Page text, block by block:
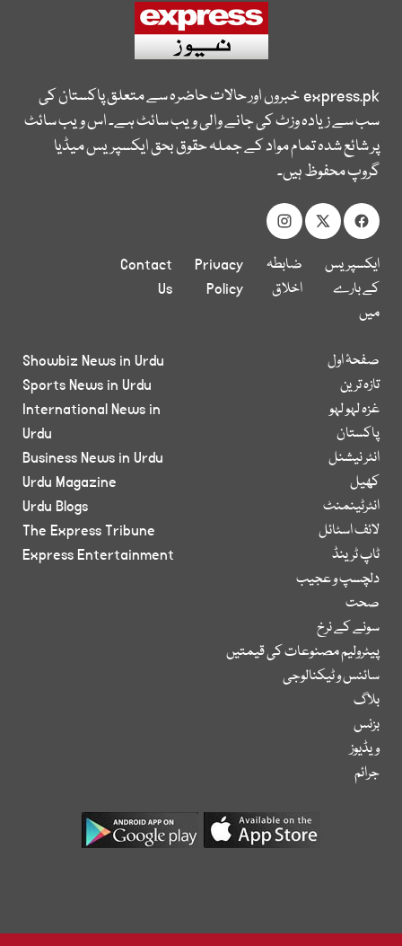
express.pkخبروں اور حالات حاضرہ سے متعلق پاکستان کی
سب سے زیادہ وزٹ کی جانے والی ویب سائٹ ہے۔ اس ویب سائٹ
پر شائع شدہ تمام مواد کے جملہ حقوق بحق ایکسپریس میڈیا
گروپ محفوظ ہیں۔
ایکسپریس
کے بارے
میں
ضابطہ
اخلاق
Privacy
Policy
Contact
Us
صفحۂ اول
تازہ ترین
غزہ لہو لہو
پاکستان
انٹر نیشنل
کھیل
انٹرٹینمنٹ
لائف اسٹائل
ٹاپ ٹرینڈ
دلچسپ و عجیب
صحت
سونے کے نرخ
پیٹرولیم مصنوعات کی قیمتیں
سائنس و ٹیکنالوجی
بلاگ
بزنس
ویڈیوز
جرائم
Showbiz News in Urdu
Sports News in Urdu
International News in
Urdu
Business News in Urdu
Urdu Magazine
Urdu Blogs
The Express Tribune
Express Entertainment